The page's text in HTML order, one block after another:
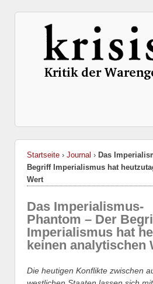
Startseite › Journal › Das
Begriff Imperialismus hat
Wert
Das Imperialismus-
Phantom – Der
Imperialismus hat
keinen analytischen
Die heutigen Konflikte zwischen